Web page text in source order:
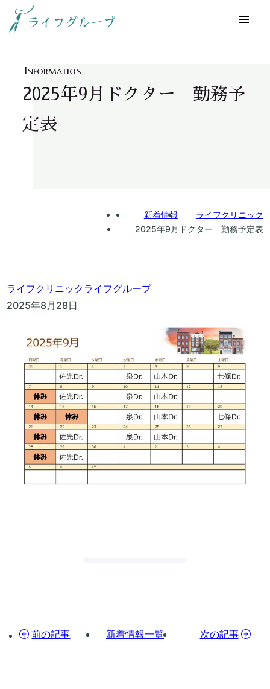
ライフグループ
Information
2025年9月ドクター 勤務予
定表
Home新着情報
ライフクリニック
2025年9月ドクター 勤務予定表
ライフクリニックライフグループ
2025年8月28日
前の記事 新着情報一覧 次の記事